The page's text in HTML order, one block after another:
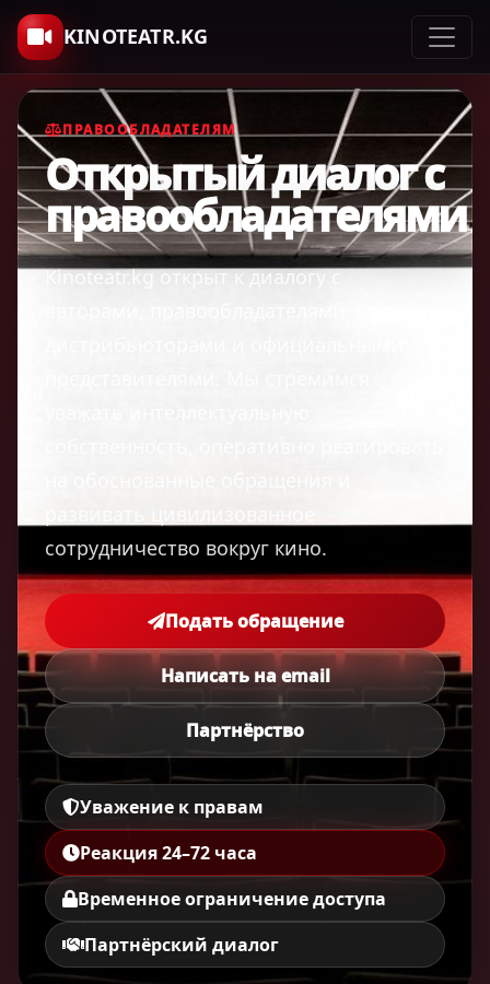
KINOTEATR.KG
ПРАВООБЛАДАТЕЛЯМ
Открытый диалог с
правообладателями
Kinoteatr.kg открыт к диалогу с
сотрудничество вокруг кино.
Подать обращение
Написать на email
Партнёрство
Уважение к правам
Реакция 24–72 часа
Временное ограничение доступа
Партнёрский диалог